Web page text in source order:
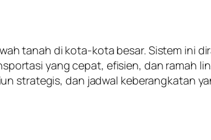
tanah di kota-kota besar. Sistem ini
yang cepat, efisien, dan ramah
strategis, dan jadwal keberangkatan